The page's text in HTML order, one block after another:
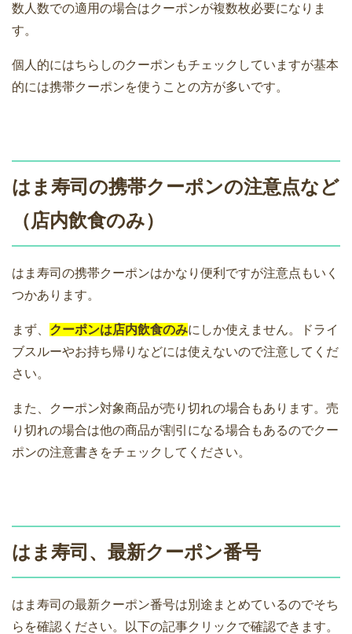
数人数での適用の場合はクーポンが複数枚必要になりま
す。
個人的にはちらしのクーポンもチェックしていますが基本
的には携帯クーポンを使うことの方が多いです。
はま寿司の携帯クーポンの注意点など
（店内飲食のみ）
はま寿司の携帯クーポンはかなり便利ですが注意点もいく
つかあります。
まず、 クーポンは店内飲食のみにしか使えません。ドライ
ブスルーやお持ち帰りなどには使えないので注意してくだ
さい。
また、クーポン対象商品が売り切れの場合もあります。売
り切れの場合は他の商品が割引になる場合もあるのでクー
ポンの注意書きをチェックしてください。
はま寿司、最新クーポン番号
はま寿司の最新クーポン番号は別途まとめているのでそち
らを確認ください。以下の記事クリックで確認できます。